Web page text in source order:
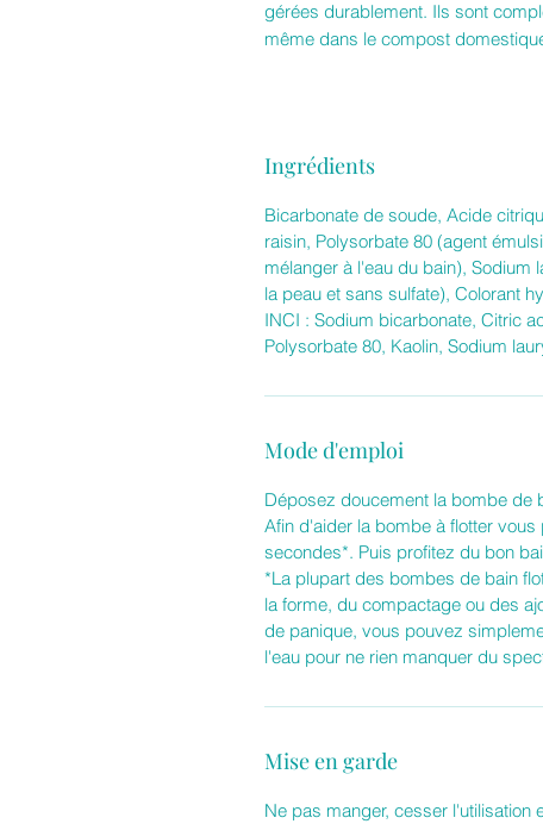
gérées durablement. Ils sont
même dans le compost
Ingrédients
Bicarbonate de soude, Acide
raisin, Polysorbate 80 (agent
mélanger à l'eau du bain), Sodium
la peau et sans sulfate), Colorant
INCI : Sodium bicarbonate, Citric
Polysorbate 80, Kaolin, Sodium
Mode d'emploi
Déposez doucement la bombe de
Afin d'aider la bombe à flotter
secondes*. Puis profitez du bon
*La plupart des bombes de bain
la forme, du compactage ou des
de panique, vous pouvez
l'eau pour ne rien manquer du
Mise en garde
Ne pas manger, cesser l'utilisation